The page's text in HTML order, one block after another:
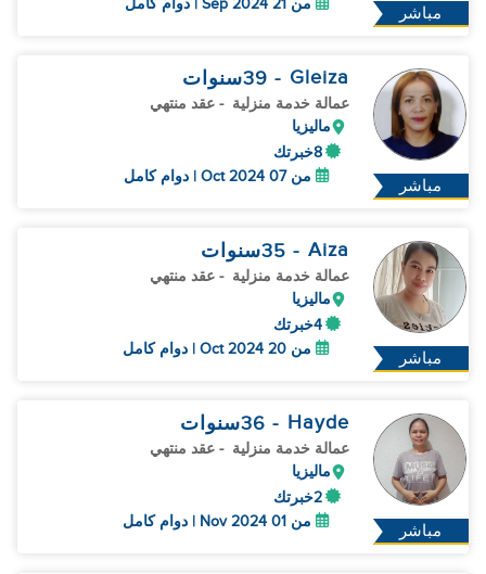
مباشر
من 21 Sep 2024 | دوام كامل
مباشر
Gleiza
- 39 سنوات
عمالة خدمة منزلية - عقد منتهي
ماليزيا
8خبرتك
من 07 Oct 2024 | دوام كامل
مباشر
Aiza
- 35 سنوات
عمالة خدمة منزلية - عقد منتهي
ماليزيا
4خبرتك
من 20 Oct 2024 | دوام كامل
مباشر
Hayde
- 36 سنوات
عمالة خدمة منزلية - عقد منتهي
ماليزيا
2خبرتك
من 01 Nov 2024 | دوام كامل